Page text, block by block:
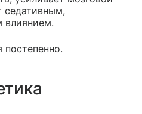
седативным,
влиянием.
постепенно.